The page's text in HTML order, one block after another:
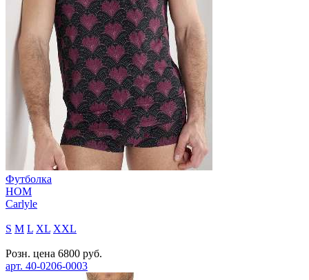
Футболка
HOM
Carlyle
S M L XL XXL
Розн. цена 6800 руб.
арт. 40-0206-0003